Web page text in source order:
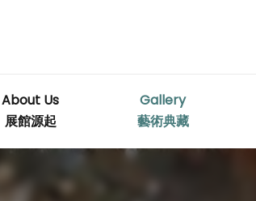
About Us
展館源起
Gallery
藝術典藏